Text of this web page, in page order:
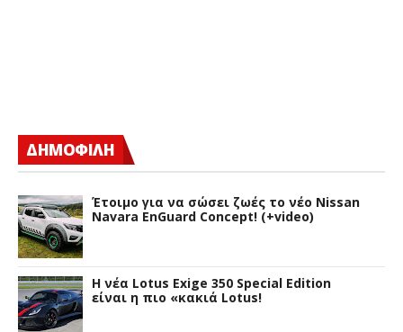
ΔΗΜΟΦΙΛΗ
Έτοιμο για να σώσει ζωές το νέο Nissan
Navara EnGuard Concept! (+video)
H νέα Lotus Exige 350 Special Edition
είναι η πιο «κακιά Lotus!